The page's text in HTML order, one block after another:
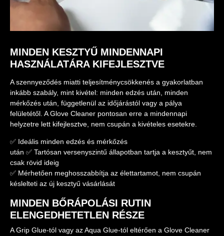
MINDEN KESZTYŰ MINDENNAPI
HASZNÁLATÁRA KIFEJLESZTVE
A szennyeződés miatti teljesítménycsökkenés a gyakorlatban
inkább szabály, mint kivétel: minden edzés után, minden
mérkőzés után, függetlenül az időjárástól vagy a pálya
felületétől. A Glove Cleaner pontosan erre a mindennapi
helyzetre lett kifejlesztve, nem csupán a kivételes esetekre.
✅ Ideális minden edzés és mérkőzés
után ✅ Tartósan versenyszintű állapotban tartja a kesztyűt, nem
csak rövid ideig
✅ Mérhetően meghosszabbítja az élettartamot, nem csupán
késlelteti az új kesztyű vásárlását
MINDEN BŐRÁPOLÁSI RUTIN
ELENGEDHETETLEN RÉSZE
A Grip Glue-tól vagy az Aqua Glue-tól eltérően a Glove Cleaner